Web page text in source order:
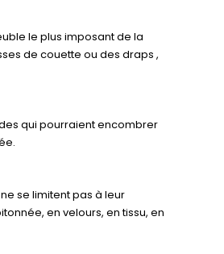
le plus imposant de la
de couette ou des draps ,
qui pourraient encombrer
se limitent pas à leur
en velours, en tissu, en